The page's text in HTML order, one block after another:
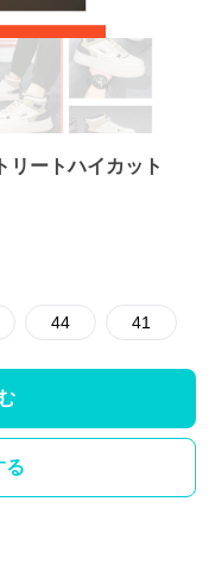
リートハイカット
44 41
る